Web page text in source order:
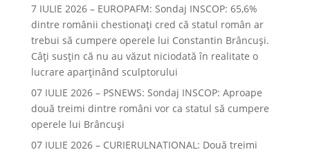
7 IULIE 2026 – EUROPAFM: Sondaj INSCOP: 65,6%
dintre românii chestionați cred că statul român ar
trebui să cumpere operele lui Constantin Brâncuși.
Câți susțin că nu au văzut niciodată în realitate o
lucrare aparținând sculptorului
07 IULIE 2026 – PSNEWS: Sondaj INSCOP: Aproape
două treimi dintre români vor ca statul să cumpere
operele lui Brâncuși
07 IULIE 2026 – CURIERULNATIONAL: Două treimi